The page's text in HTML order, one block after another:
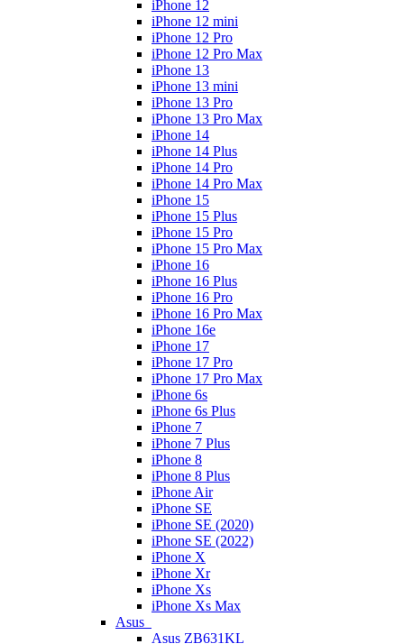
iPhone 12
iPhone 12 mini
iPhone 12 Pro
iPhone 12 Pro Max
iPhone 13
iPhone 13 mini
iPhone 13 Pro
iPhone 13 Pro Max
iPhone 14
iPhone 14 Plus
iPhone 14 Pro
iPhone 14 Pro Max
iPhone 15
iPhone 15 Plus
iPhone 15 Pro
iPhone 15 Pro Max
iPhone 16
iPhone 16 Plus
iPhone 16 Pro
iPhone 16 Pro Max
iPhone 16e
iPhone 17
iPhone 17 Pro
iPhone 17 Pro Max
iPhone 6s
iPhone 6s Plus
iPhone 7
iPhone 7 Plus
iPhone 8
iPhone 8 Plus
iPhone Air
iPhone SE
iPhone SE (2020)
iPhone SE (2022)
iPhone X
iPhone Xr
iPhone Xs
iPhone Xs Max
Asus
Asus ZB631KL